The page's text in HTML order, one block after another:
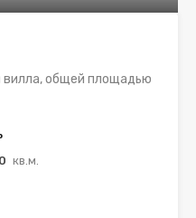
вилла, общей площадью
кв.м.